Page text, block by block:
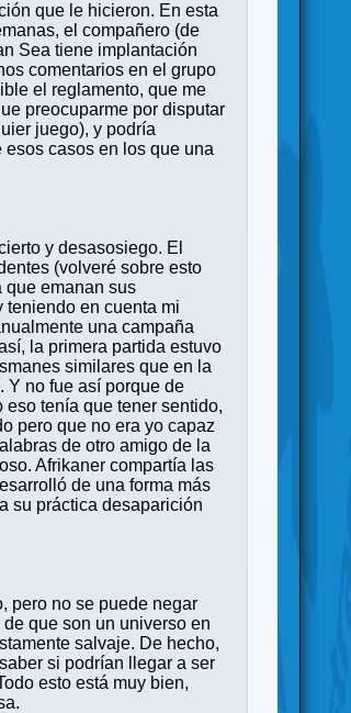
que le hicieron. En esta
el compañero (de
Sea tiene implantación
comentarios en el grupo
el reglamento, que me
preocuparme por disputar
juego), y podría
casos en los que una
y desasosiego. El
(volveré sobre esto
que emanan sus
teniendo en cuenta mi
una campaña
la primera partida estuvo
similares que en la
Y no fue así porque de
tenía que tener sentido,
pero que no era yo capaz
de otro amigo de la
Afrikaner compartía las
de una forma más
su práctica desaparición
pero no se puede negar
que son un universo en
salvaje. De hecho,
si podrían llegar a ser
esto está muy bien,